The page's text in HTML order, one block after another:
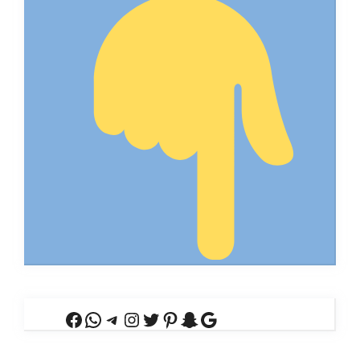
Facebook
WhatsApp
Telegram
Instagram
Twitter
Pinterest
Snapchat
Google